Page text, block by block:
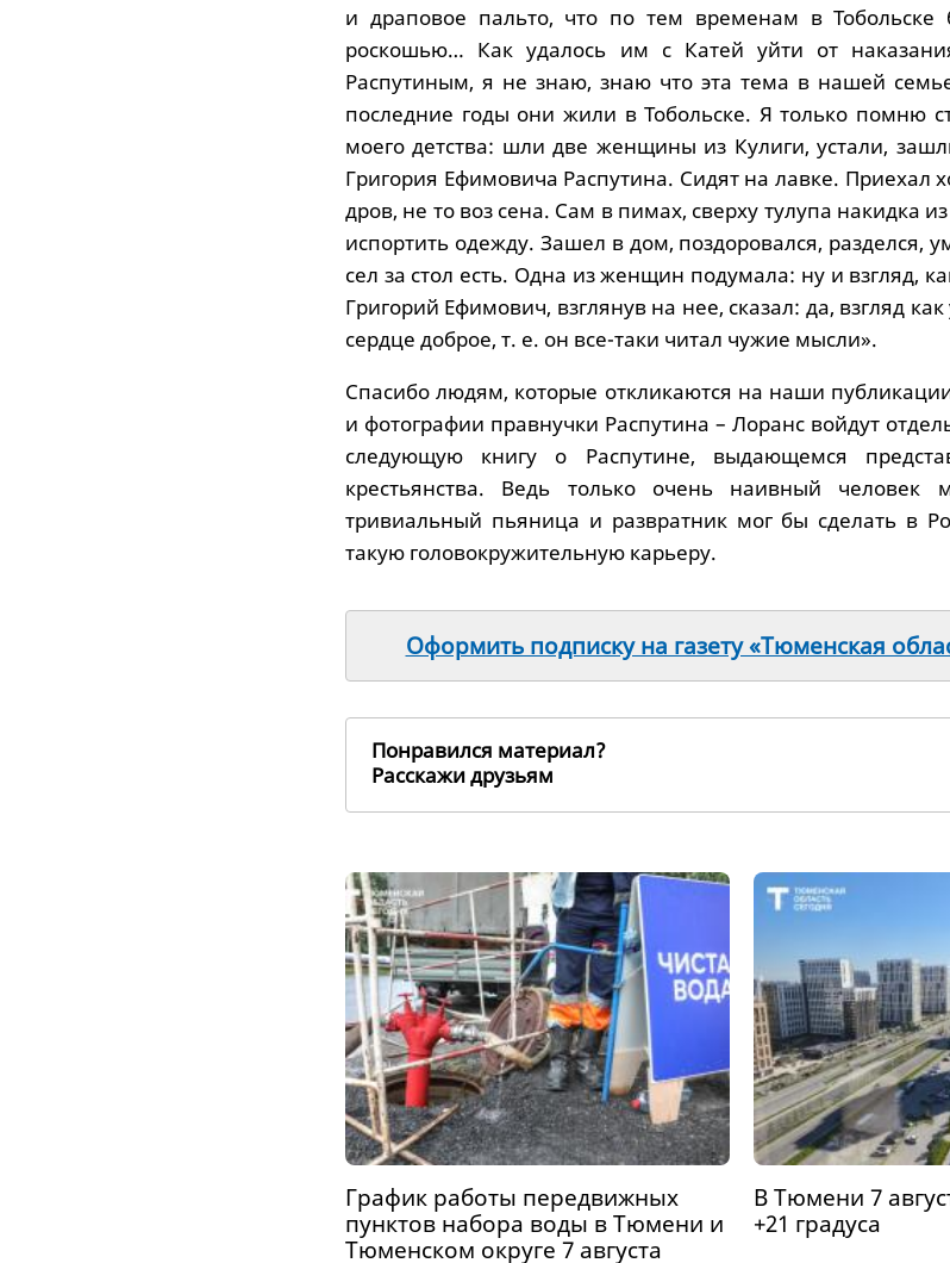
и драповое пальто, что по тем временам в Тобольске
роскошью… Как удалось им с Катей уйти от
Распутиным, я не знаю, знаю что эта тема в нашей
последние годы они жили в Тобольске. Я только помню
моего детства: шли две женщины из Кулиги, устали,
Григория Ефимовича Распутина. Сидят на лавке. Приехал
дров, не то воз сена. Сам в пимах, сверху тулупа накидка
испортить одежду. Зашел в дом, поздоровался, разделся,
сел за стол есть. Одна из женщин подумала: ну и взгляд,
Григорий Ефимович, взглянув на нее, сказал: да, взгляд
сердце доброе, т. е. он все-таки читал чужие мысли».
Спасибо людям, которые откликаются на наши
и фотографии правнучки Распутина – Лоранс войдут
следующую книгу о Распутине, выдающемся
крестьянства. Ведь только очень наивный человек
тривиальный пьяница и развратник мог бы сделать в
такую головокружительную карьеру.
Оформить подписку на газету «Тюменская
Понравился материал?
Расскажи друзьям
График работы передвижных
пунктов набора воды в Тюмени и
Тюменском округе 7 августа
В Тюмени 7
+21 градуса